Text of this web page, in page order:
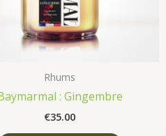
Rhums
: Gingembre
€35.00